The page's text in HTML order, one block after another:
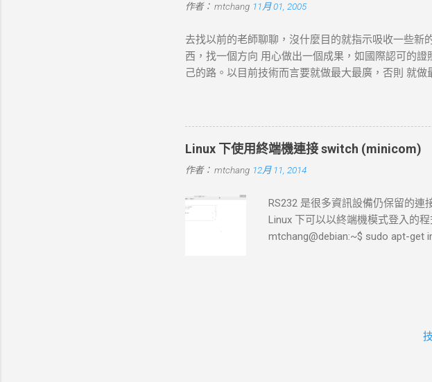
數據（如表單數據），然後通過已建立的 TCP 連線
的回應內容。 過程 ：伺服器確認請求內容後，由
務）生成回應，並加上適當的 HTTP 狀態碼和標頭。
標 ： curl 從伺服器接收回應數據，並在終端或指定
作者： mtchang 11月 01, 2005
去找以前的老師聊聊，沒什麼目的就指示吸收一些新
西，找一個方向 用心做出一個成果，如國際認可的
己的路。以目前技術而言要就做最大最廣，否則 就做
Java在嵌入式系統上的開發 當然如果在學習過程中
Linux 下使用終端機連接 switch (minicom)
作者： mtchang 12月 11, 2014
RS232 是很多資訊設備仍保留的
Linux 下可以以終端機模式登入的
mtchang@debian:~$ sudo apt-get
/dev/ttyUSB0
kernel: [ 5735.980162] usb 4-1:
kernel: [ 5735.980175] usb 4-1: